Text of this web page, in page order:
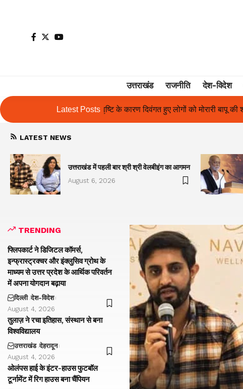
उत्तराखंड राजनीति देश-विदेश
Latest Posts
दिवंगत हुए लोगों को मोरारी बापू की श्रद्धांजलि और उनके परिजनों को सहायता
LATEST NEWS
उत्तराखंड में पहली बार श्री श्री वेलबीइंग का आगमन
August 6, 2026
TRENDING
फ्लिपकार्ट ने डिजिटल कॉमर्स,
इन्फ्रास्ट्रक्चर और इंक्लुसिव ग्रोथ के
माध्यम से उत्तर प्रदेश के आर्थिक परिवर्तन
में अपना योगदान बढ़ाया
दिल्ली देश-विदेश
August 4, 2026
तुलाज़ ने रचा इतिहास, संस्थान से बना
विश्वविद्यालय
उत्तराखंड देहरादून
August 4, 2026
ओलंपस हाई के इंटर-हाउस फुटबॉल
टूर्नामेंट में रिग हाउस बना चैंपियन